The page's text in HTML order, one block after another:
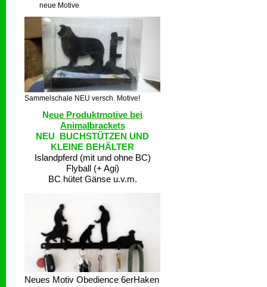
neue Motive
Sammelschale NEU versch. Motive!
Neue Produktmotive bei
Animalbrackets
NEU BUCHSTÜTZEN UND
KLEINE BEHÄLTER
Islandpferd (mit und ohne BC)
Flyball (+ Agi)
BC hütet Gänse u.v.m.
Neues Motiv Obedience 6erHaken